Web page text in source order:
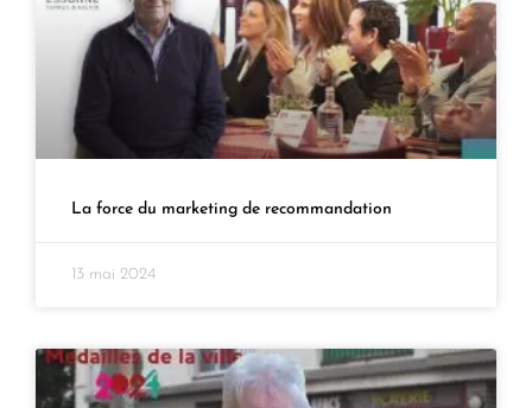
La force du marketing de recommandation
13 mai 2024